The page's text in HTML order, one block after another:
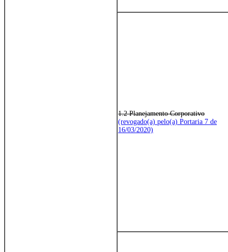
1.2 Planejamento Corporativo
(revogado(a) pelo(a) Portaria 7 de
16/03/2020)